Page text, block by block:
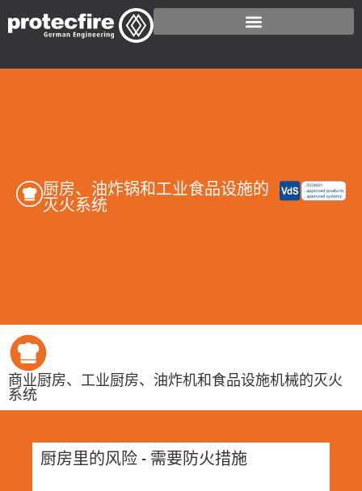
厨房、油炸锅和工业食品设施的
灭火系统
商业厨房、工业厨房、油炸机和食品设施机械的灭火
系统
厨房里的风险 - 需要防火措施